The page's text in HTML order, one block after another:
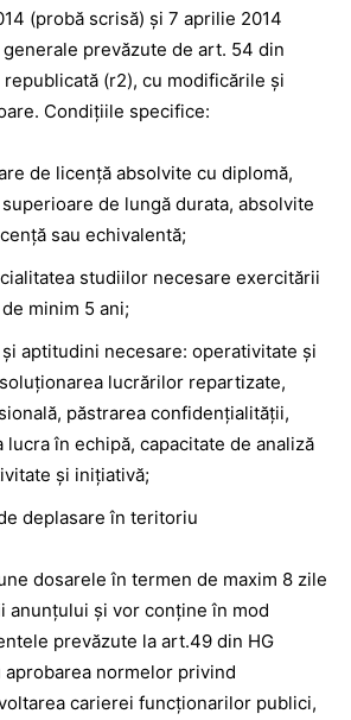
(probă scrisă) şi 7 aprilie 2014
prevăzute de art. 54 din
republicată (r2), cu modificările şi
Condiţiile specifice:
de licenţă absolvite cu diplomă,
de lungă durata, absolvite
sau echivalentă;
studiilor necesare exercitării
minim 5 ani;
şi aptitudini necesare: operativitate şi
lucrărilor repartizate,
păstrarea confidenţialităţii,
lucra în echipă, capacitate de analiză
şi iniţiativă;
deplasare în teritoriu
dosarele în termen de maxim 8 zile
anunţului şi vor conţine în mod
prevăzute la art.49 din HG
aprobarea normelor privind
carierei funcţionarilor publici,